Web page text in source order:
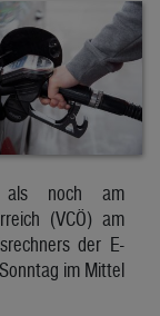
als noch am
(VCÖ) am
der E-
im Mittel